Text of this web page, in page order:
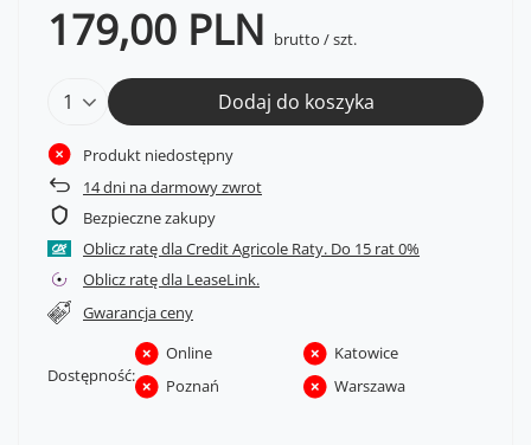
179,00 PLN brutto /szt.
Dodaj do koszyka
Produkt niedostępny
14dni na darmowy zwrot
Bezpieczne zakupy
Oblicz ratę dla Credit Agricole Raty.
Oblicz ratę dla LeaseLink.
Gwarancja ceny
Dostępność:
Online
Katowice
Poznań
Warszawa